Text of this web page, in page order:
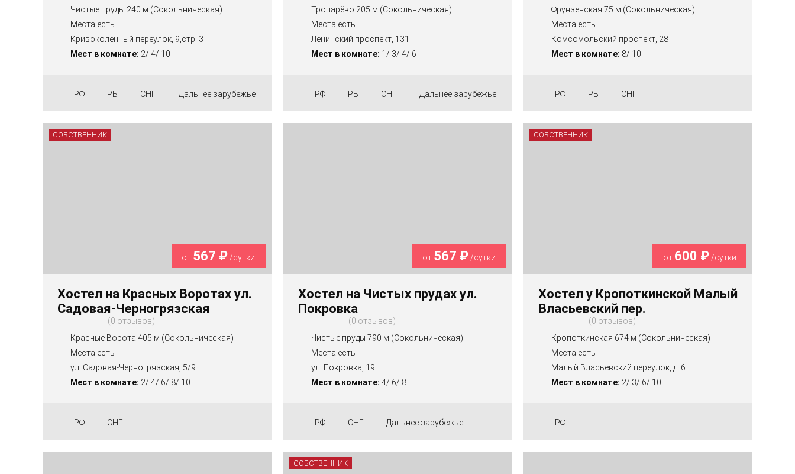
Чистые пруды 240 м (Сокольническая)
Места есть
Кривоколенный переулок, 9,стр. 3
Мест в комнате: 2/ 4/ 10
РФ РБ СНГ Дальнее зарубежье
Тропарёво 205 м (Сокольническая)
Места есть
Ленинский проспект, 131
Мест в комнате: 1/ 3/ 4/ 6
РФ РБ СНГ Дальнее зарубежье
Фрунзенская 75 м (Сокольническая)
Места есть
Комсомольский проспект, 28
Мест в комнате: 8/ 10
РФ РБ СНГ
от 567 ₽ /сутки
Хостел на Красных Воротах ул.
Садовая-Черногрязская
0 отзывов
Красные Ворота 405 м (Сокольническая)
Места есть
ул. Садовая-Черногрязская, 5/9
Мест в комнате: 2/ 4/ 6/ 8/ 10
РФ СНГ
СОБСТВЕННИК
от 567 ₽ /сутки
Хостел на Чистых прудах ул.
Покровка
0 отзывов
Чистые пруды 790 м (Сокольническая)
Места есть
ул. Покровка, 19
Мест в комнате: 4/ 6/ 8
РФ СНГ Дальнее зарубежье
от 600 ₽/сутки
Хостел у Кропоткинской Малый
Власьевский пер.
0 отзывов
Кропоткинская 674 м (Сокольническая)
Места есть
Малый Власьевский переулок, д. 6.
Мест в комнате: 2/ 3/ 6/ 10
РФ
СОБСТВЕННИК
СОБСТВЕННИК